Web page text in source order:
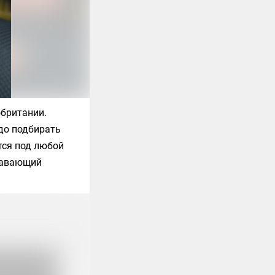
подбирать
под любой